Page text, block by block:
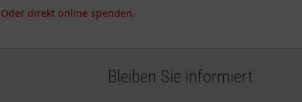
Oder direkt online spenden.
Bleiben Sie informiert